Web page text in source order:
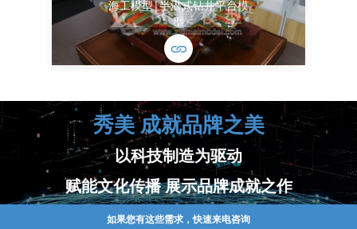
海工模型|半潜式钻井平台模
型
秀美 成就品牌之美
以科技制造为驱动
赋能文化传播 展示品牌成就之作
如果您有这些需求，快速来电咨询